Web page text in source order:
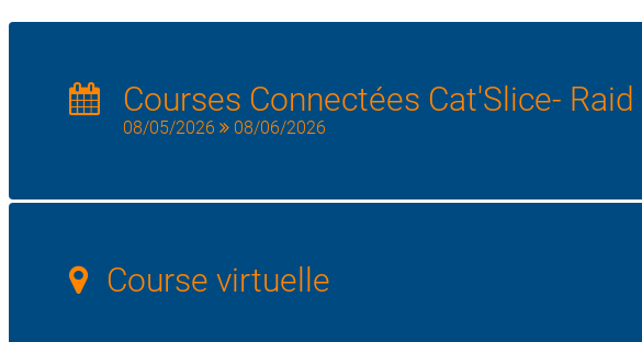
Courses Connectées Cat'Slice-
08/05/2026 08/06/2026
Course virtuelle